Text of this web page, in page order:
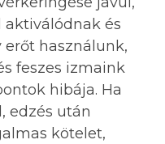
aktiválódnak és
erőt használunk,
feszes izmaink
hibája. Ha
edzés után
kötelet,